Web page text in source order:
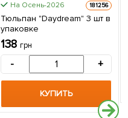
На Осень-2026 181256
Тюльпан "Daydream" 3 шт в
упаковке
138 грн
- +
КУПИТЬ